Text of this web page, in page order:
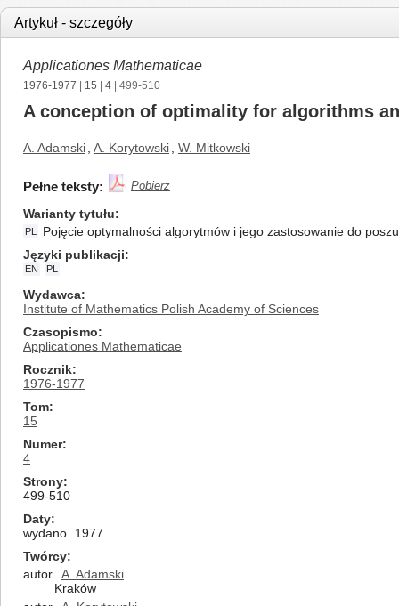
Artykuł - szczegóły
Applicationes Mathematicae
1976-1977 15 4 | 499-510
A conception of optimality for algorithms
A. Adamski A. Korytowski W. Mitkowski
Pełne teksty: Pobierz
Warianty tytułu
PL
Pojęcie optymalności algorytmów i jego zastosowanie do
Języki publikacji
EN PL
Wydawca
Institute of Mathematics Polish Academy of Sciences
Czasopismo
Applicationes Mathematicae
Rocznik
1976-1977
Tom
15
Numer
4
Strony
499-510
Daty
wydano
1977
Twórcy
autor
A. Adamski
Kraków